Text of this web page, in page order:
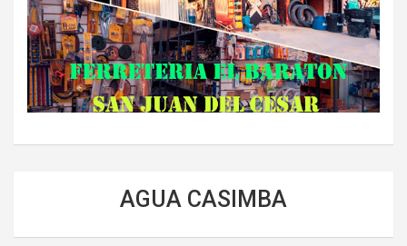
AGUA CASIMBA